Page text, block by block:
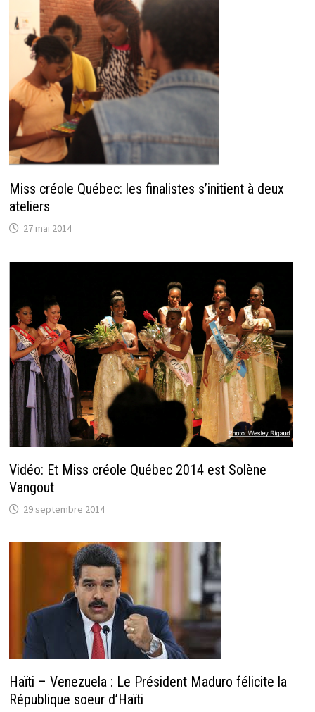
Miss créole Québec: les finalistes s’initient à deux
ateliers
27 mai 2014
Vidéo: Et Miss créole Québec 2014 est Solène
Vangout
29 septembre 2014
Haïti – Venezuela : Le Président Maduro félicite la
République soeur d’Haïti